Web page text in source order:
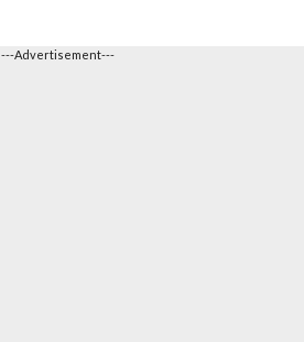
---Advertisement---